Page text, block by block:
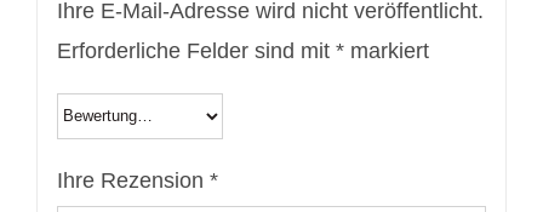
Ihre E-Mail-Adresse wird nicht veröffentlicht.
Erforderliche Felder sind mit *markiert
Ihre Rezension *